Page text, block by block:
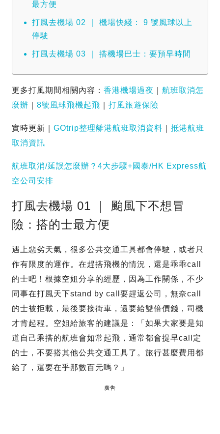
最方便
打風去機場 02 ｜ 機場快綫： 9 號風球以上
停駛
打風去機場 03 ｜ 搭機場巴士：要預早時間
更多打風期間相關內容： 香港機場過夜
航班取消怎
麼辦
8號風球飛機起飛 打風旅遊保險
實時更新｜ GOtrip整理離港航班取消資料
抵港航班
取消資訊
航班取消/延誤怎麼辦？4大步驟+國泰/HK Express航
空公司安排
打風去機場 01 ｜ 颱風下不想冒
險：搭的士最方便
遇上惡劣天氣，很多公共交通工具都會停駛，或者只
作有限度的運作。在趕搭飛機的情況，還是乖乖call
的士吧！根據空姐分享的經歷，因為工作關係，不少
同事在打風天下stand by call要趕返公司，無奈call
的士被拒載，最後要接街車，還要給雙倍價錢，司機
才肯起程。空姐給旅客的建議是：「如果大家要是知
道自己乘搭的航班會如常起飛，通常都會提早call定
的士，不要搭其他公共交通工具了。旅行甚麼費用都
給了，還要在乎那數百元嗎？」
廣告